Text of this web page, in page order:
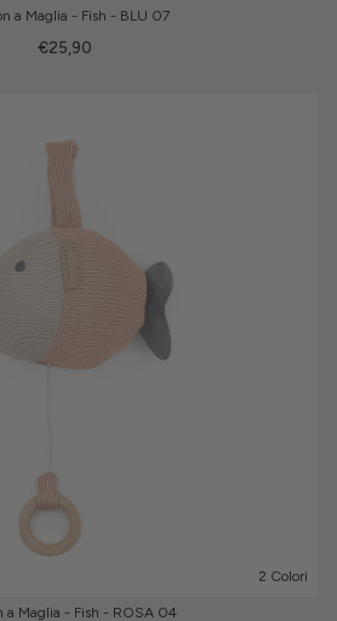
a Maglia - Fish - BLU 07
€25,90
2 Colori
a Maglia - Fish - ROSA 04